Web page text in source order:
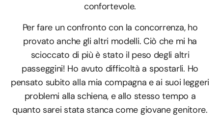
confortevole.
Per fare un confronto con la concorrenza, ho
provato anche gli altri modelli. Ciò che mi ha
scioccato di più è stato il peso degli altri
passeggini! Ho avuto difficoltà a spostarli. Ho
pensato subito alla mia compagna e ai suoi leggeri
problemi alla schiena, e allo stesso tempo a
quanto sarei stata stanca come giovane genitore.